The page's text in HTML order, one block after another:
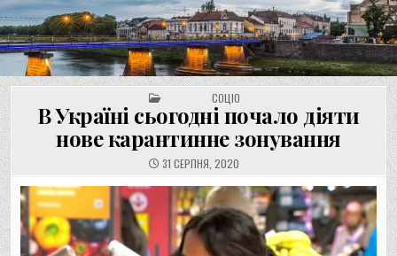
Перейти
до
вмісту
UNGVAR.UZ.UA
POSTED INСОЦІО
В Україні сьогодні почало діяти
нове карантинне зонування
31 СЕРПНЯ, 2020